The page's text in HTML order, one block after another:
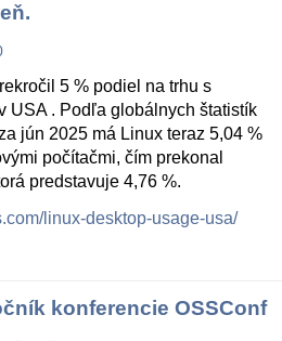
5 % podiel na trhu s
USA . Podľa globálnych štatistík
jún 2025 má Linux teraz 5,04 %
počítačmi, čím prekonal
predstavuje 4,76 %.
linux-desktop-usage-usa/
konferencie OSSConf